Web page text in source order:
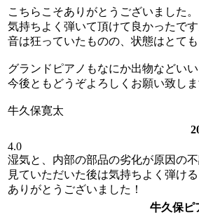
こちらこそありがとうございました。
気持ちよく弾いて頂けて良かったです
音は狂っていたものの、状態はとても
グランドピアノもなにか出物などい
今後ともどうぞよろしくお願い致しま
牛久保寛太
4.0
湿気と、内部の部品の劣化が原因の不
見ていただいた後は気持ちよく弾け
ありがとうございました！
牛久保